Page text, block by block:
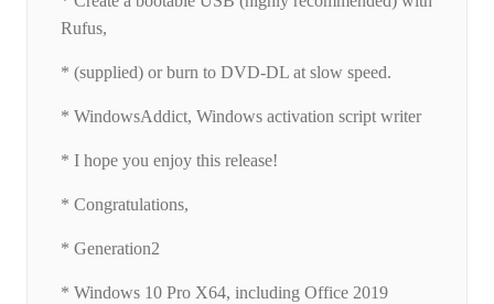
Rufus,
* (supplied) or burn to DVD-DL at slow speed.
* WindowsAddict, Windows activation script writer
* I hope you enjoy this release!
* Congratulations,
* Generation2
* Windows 10 Pro X64, including Office 2019